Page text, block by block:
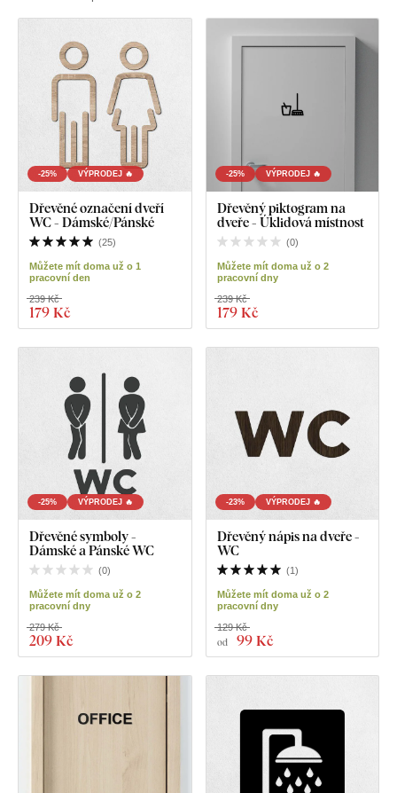
-25% VÝPRODEJ 🔥
Dřevěné označení dveří
WC - Dámské/Pánské
(25)
Můžete mít doma už o 1
pracovní den
179 Kč
239 Kč
-25% VÝPRODEJ 🔥
Dřevěný piktogram na
dveře - Úklidová místnost
(0)
Můžete mít doma už o 2
pracovní dny
179 Kč
239 Kč
-25% VÝPRODEJ 🔥
Dřevěné symboly -
Dámské a Pánské WC
(0)
Můžete mít doma už o 2
pracovní dny
209 Kč
279 Kč
-23% VÝPRODEJ 🔥
Dřevěný nápis na dveře -
WC
(1)
Můžete mít doma už o 2
pracovní dny
od 99 Kč
129 Kč